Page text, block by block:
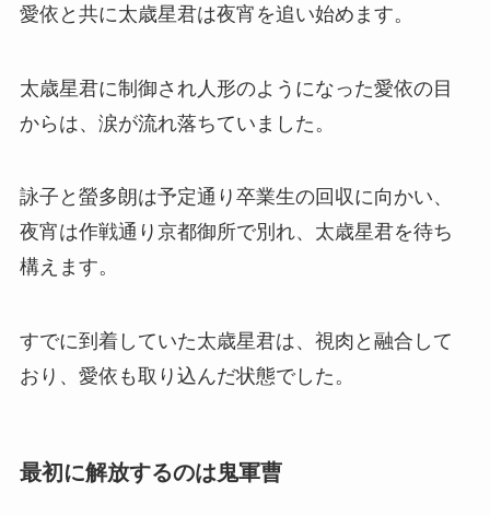
愛依と共に太歳星君は夜宵を追い始めます。
太歳星君に制御され人形のようになった愛依の目
からは、涙が流れ落ちていました。
詠子と螢多朗は予定通り卒業生の回収に向かい、
夜宵は作戦通り京都御所で別れ、太歳星君を待ち
構えます。
すでに到着していた太歳星君は、視肉と融合して
おり、愛依も取り込んだ状態でした。
最初に解放するのは鬼軍曹